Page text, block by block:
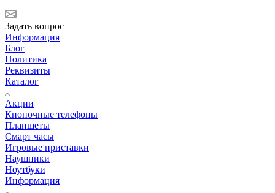
Задать вопрос
Информация
Блог
Политика
Реквизиты
Каталог
Акции
Кнопочные телефоны
Планшеты
Смарт часы
Игровые приставки
Наушники
Ноутбуки
Информация